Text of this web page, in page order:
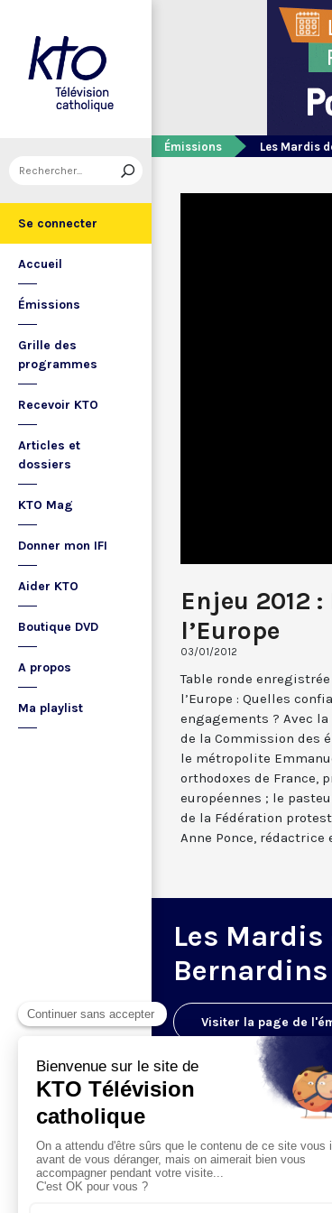
Se connecter
Accueil
Émissions
Grille des
programmes
Recevoir KTO
Articles et
dossiers
KTO Mag
Donner mon IFI
Aider KTO
Boutique DVD
A propos
Ma playlist
Émissions Les Mardis
Enjeu 2012
l’Europe
03/01/2012
Table ronde
l’Europe : Quelles
engagements ? Avec
de la Commission des
le métropolite
orthodoxes de France,
européennes ; le
de la Fédération
Anne Ponce, rédactrice
Les Mardis
Bernardins
Visiter la page de